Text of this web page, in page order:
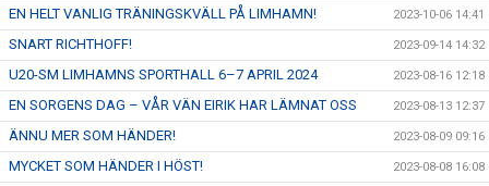
EN HELT VANLIG TRÄNINGSKVÄLL PÅ LIMHAMN! 2023-10-06 14:41
SNART RICHTHOFF! 2023-09-14 14:32
U20-SM LIMHAMNS SPORTHALL 6–7 APRIL 2024 2023-08-16 12:18
EN SORGENS DAG – VÅR VÄN EIRIK HAR LÄMNAT OSS 2023-08-13 12:37
ÄNNU MER SOM HÄNDER! 2023-08-09 09:16
MYCKET SOM HÄNDER I HÖST! 2023-08-08 16:08